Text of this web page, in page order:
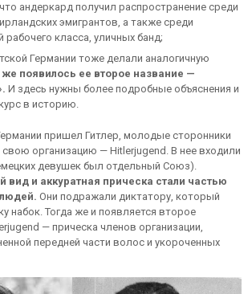
андеркард получил распространение среди
эмигрантов, а также среди
рабочего класса, уличных банд;
Германии тоже делали аналогичную
же появилось ее второе название —
И здесь нужны более подробные объяснения и
в историю.
пришел Гитлер, молодые сторонники
организацию — Hitlerjugend. В нее входили
девушек был отдельный Союз).
и аккуратная прическа стали частью
Они подражали диктатору, который
набок. Тогда же и появляется второе
— прическа членов организации,
передней части волос и укороченных